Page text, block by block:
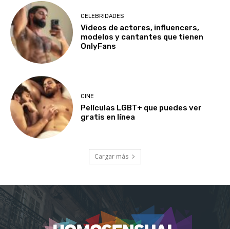
CELEBRIDADES
Videos de actores, influencers,
modelos y cantantes que tienen
OnlyFans
CINE
Películas LGBT+ que puedes ver
gratis en línea
Cargar más